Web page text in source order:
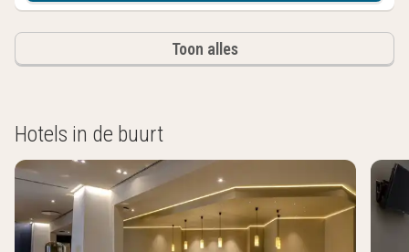
Toon alles
Hotels in de buurt